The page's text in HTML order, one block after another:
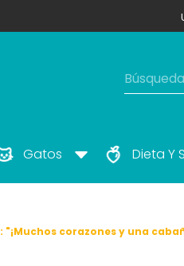
Gatos Dieta Y
"¡Muchos corazones y una